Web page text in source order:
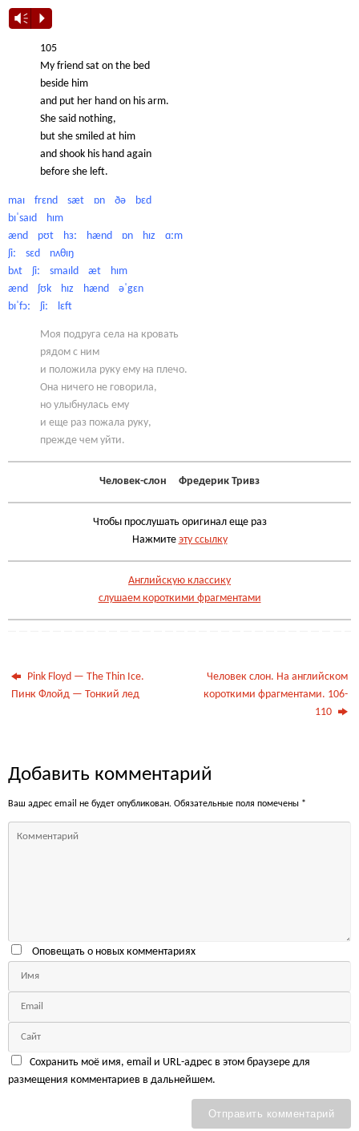
Vm P
105
My friend sat on the bed
beside him
and put her hand on his arm.
She said nothing,
but she smiled at him
and shook his hand again
before she left.
maɪ frɛnd sæt ɒn ðə bɛd
bɪˈsaɪd hɪm
ænd pʊt hɜː hænd ɒn hɪz ɑːm
ʃiː sɛd nʌθɪŋ
bʌt ʃiː smaɪld æt hɪm
ænd ʃʊk hɪz hænd əˈgɛn
bɪˈfɔː ʃiː lɛft
Моя подруга села на кровать
рядом с ним
и положила руку ему на плечо.
Она ничего не говорила,
но улыбнулась ему
и еще раз пожала руку,
прежде чем уйти.
Человек-слон Фредерик Тривз
Чтобы прослушать оригинал еще раз
Нажмите эту ссылку
Английскую классику
слушаем короткими фрагментами
Pink Floyd — The Thin Ice.
Пинк Флойд — Тонкий лед
Человек слон. На английском
короткими фрагментами. 106-
110
Добавить комментарий
Ваш адрес email не будет опубликован. Обязательные поля помечены *
Оповещать о новых комментариях
Сохранить моё имя, email и URL-адрес в этом браузере для
размещения комментариев в дальнейшем.